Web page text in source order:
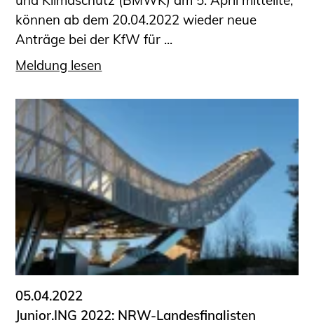
können ab dem 20.04.2022 wieder neue
Anträge bei der KfW für ...
Meldung lesen
05.04.2022
Junior.ING 2022: NRW-Landesfinalisten